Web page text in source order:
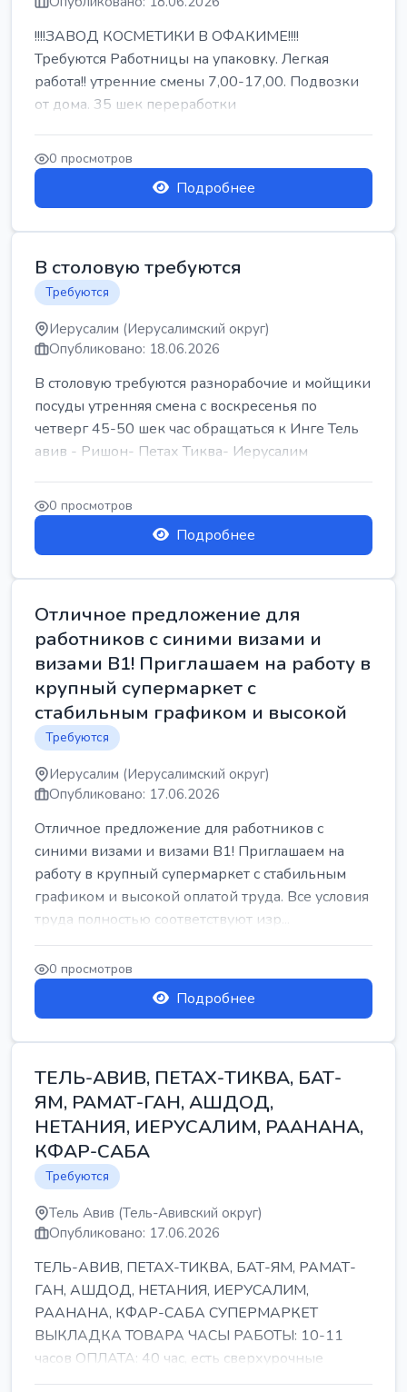
!!!!ЗАВОД КОСМЕТИКИ В ОФАКИМЕ!!!!
Требуются Работницы на упаковку. Легкая
работа!! утренние смены 7,00-17,00. Подвозки
от дома. 35 шек переработки
0 просмотров
Подробнее
В столовую требуются
Требуются
Иерусалим (Иерусалимский округ)
Опубликовано: 18.06.2026
В столовую требуются разнорабочие и мойщики
посуды утренняя смена с воскресенья по
четверг 45-50 шек час обращаться к Инге Тель
авив - Ришон- Петах Тиква- Иерусалим
0 просмотров
Подробнее
Отличное предложение для
работников с синими визами и
визами B1! Приглашаем на работу в
крупный супермаркет с
стабильным графиком и высокой
Требуются
Иерусалим (Иерусалимский округ)
Опубликовано: 17.06.2026
Отличное предложение для работников с
синими визами и визами B1! Приглашаем на
работу в крупный супермаркет с стабильным
графиком и высокой оплатой труда. Все условия
труда полностью соответствуют изр...
0 просмотров
Подробнее
ТЕЛЬ-АВИВ, ПЕТАХ-ТИКВА, БАТ-
ЯМ, РАМАТ-ГАН, АШДОД,
НЕТАНИЯ, ИЕРУСАЛИМ, РААНАНА,
КФАР-САБА
Требуются
Тель Авив (Тель-Авивский округ)
Опубликовано: 17.06.2026
ТЕЛЬ-АВИВ, ПЕТАХ-ТИКВА, БАТ-ЯМ, РАМАТ-
ГАН, АШДОД, НЕТАНИЯ, ИЕРУСАЛИМ,
РААНАНА, КФАР-САБА СУПЕРМАРКЕТ
ВЫКЛАДКА ТОВАРА ЧАСЫ РАБОТЫ: 10-11
часов ОПЛАТА: 40 час, есть сверхурочные
ПИТАНИЕ ЕСТЬ Для синих б...